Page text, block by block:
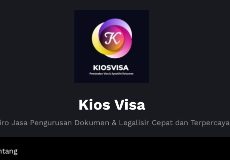
Kios Visa
Jasa Pengurusan Dokumen & Legalisir Cepat dan Terpercaya